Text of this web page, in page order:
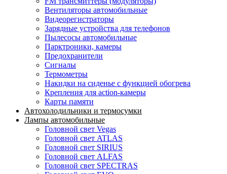
Вентиляторы автомобильные
Видеорегистраторы
Зарядные устройства для телефонов
Пылесосы автомобильные
Парктроники, камеры
Предохранители
Сигналы
Термометры
Накидки на сиденье с функцией обогрева
Крепления для action-камеры
Карты памяти
Автохолодильники и термосумки
Лампы автомобильные
Головной свет Vegas
Головной свет ATLAS
Головной свет SIRIUS
Головной свет ALFAS
Головной свет SPECTRAS